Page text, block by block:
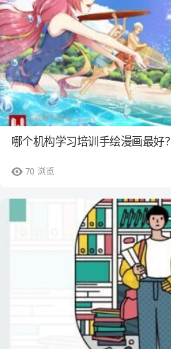
70 浏览
哪个机构学习培训手绘漫画最好？